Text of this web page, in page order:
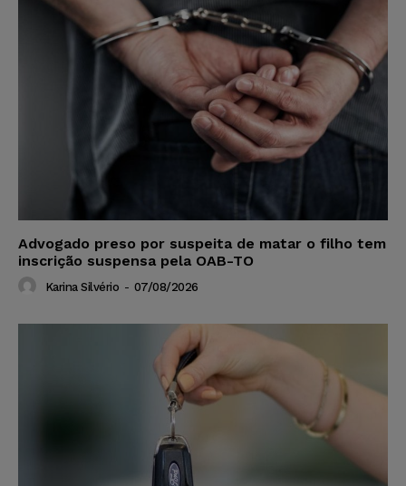
Advogado preso por suspeita de matar o filho tem
inscrição suspensa pela OAB-TO
Karina Silvério - 07/08/2026